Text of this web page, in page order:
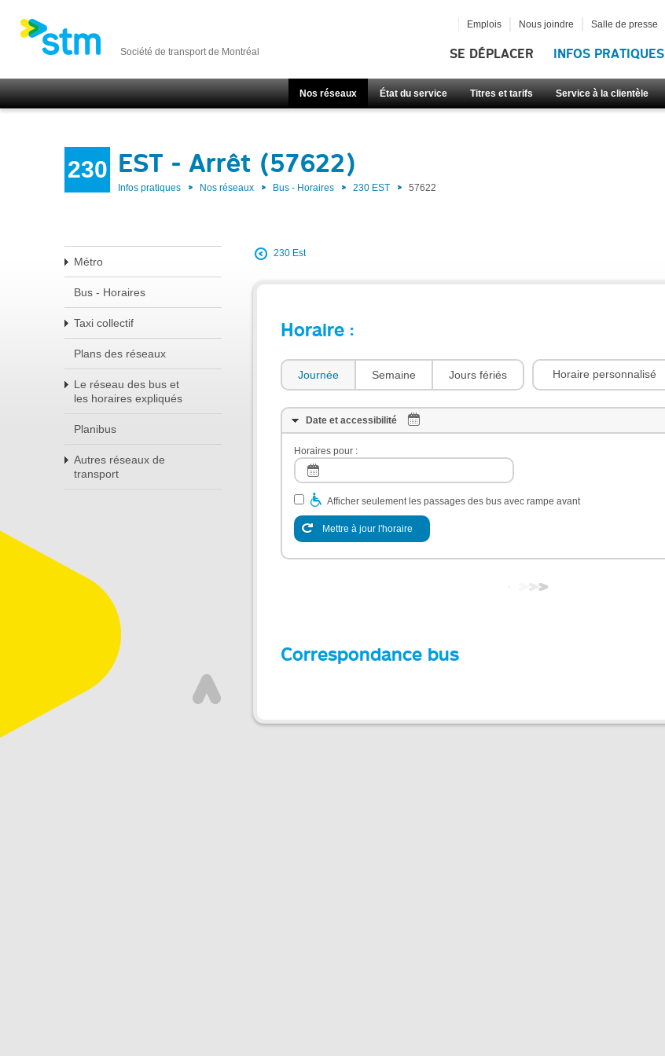
Société de transport de Montréal SE DÉPLACER INFOS PRATIQUES
Nos réseaux État du service Titres et tarifs Service à la clientèle
Emplois Nous joindre Salle de presse
230 EST - Arrêt (57622)
Infos pratiques Nos réseaux Bus - Horaires 230 EST 57622
Métro
Bus - Horaires
Taxi collectif
Plans des réseaux
Le réseau des bus et
les horaires expliqués
Planibus
Autres réseaux de
transport
230 Est
Horaire :
Journée Semaine Jours fériés Horaire personnalisé
Date et accessibilité
Horaires pour :
Afficher seulement les passages des bus avec rampe avant
Mettre à jour l'horaire
Correspondance bus